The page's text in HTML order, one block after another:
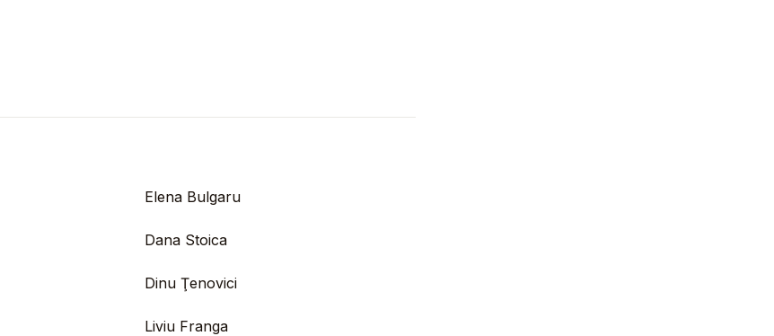
Elena Bulgaru
Dana Stoica
Dinu Ţenovici
Liviu Franga